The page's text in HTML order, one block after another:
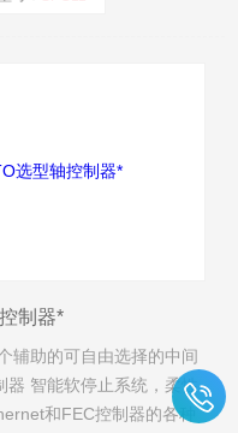
制器*
辅助的可自由选择的中间
器 智能软停止系统，柔性
和FEC控制器的各种